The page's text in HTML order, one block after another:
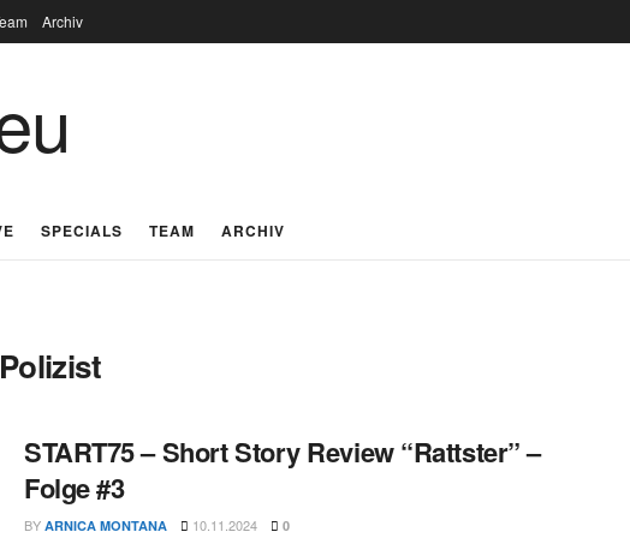
Archiv
SPECIALS TEAM ARCHIV
START75 – Short Story Review “Rattster” –
Folge #3
BY ARNICA MONTANA 10.11.2024 0